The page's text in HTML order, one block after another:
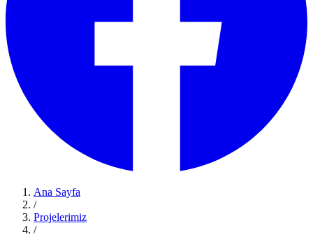
Ana Sayfa
/
Projelerimiz
/